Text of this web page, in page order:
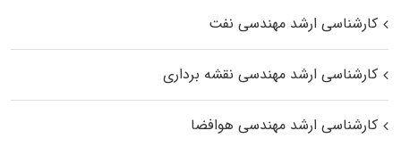
کارشناسی ارشد مهندسی نفت
کارشناسی ارشد مهندسی نقشه برداری
کارشناسی ارشد مهندسی هوافضا